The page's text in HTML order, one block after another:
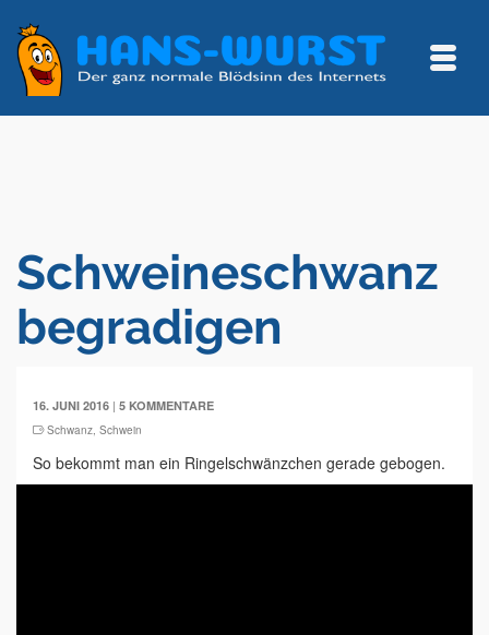
Schweineschwanz
begradigen
16. JUNI 2016 | 5 KOMMENTARE
Schwanz, Schwein
So bekommt man ein Ringelschwänzchen gerade gebogen.